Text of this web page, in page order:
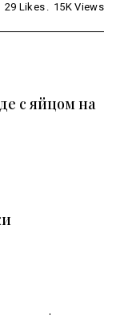
29 Likes 15K Views
с яйцом на